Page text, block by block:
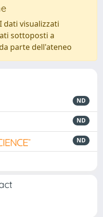
dati visualizzati
sottoposti a
parte dell'ateneo
ND
ND
ND